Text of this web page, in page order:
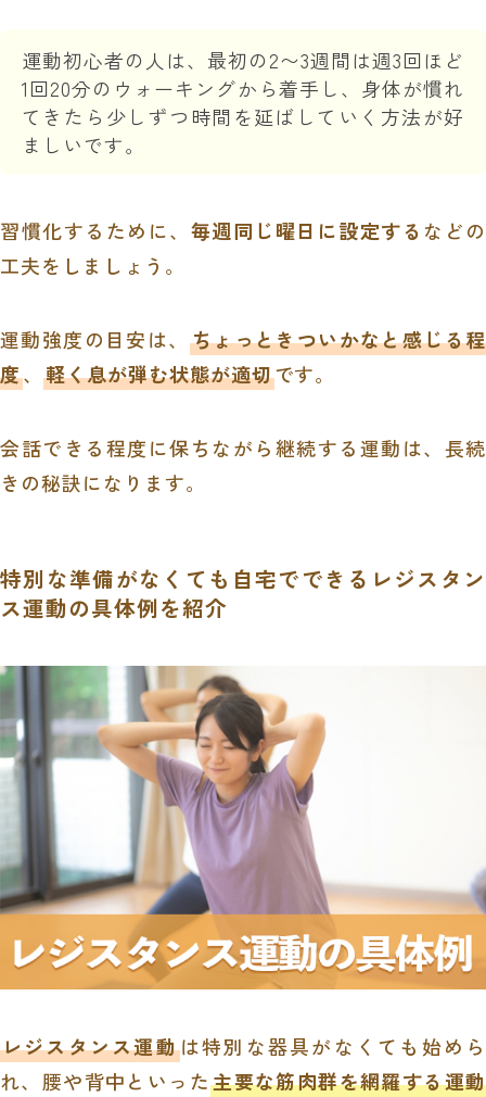
運動初心者の人は、最初の2〜3週間は週3回ほど
1回20分のウォーキングから着手し、身体が慣れ
てきたら少しずつ時間を延ばしていく方法が好
ましいです。
習慣化するために、 毎週同じ曜日に設定する などの
工夫をしましょう。
運動強度の目安は、 ちょっときついかなと感じる程
度、 軽く息が弾む状態が適切です。
会話できる程度に保ちながら継続する運動は、長続
きの秘訣になります。
特別な準備がなくても自宅でできるレジスタン
ス運動の具体例を紹介
レジスタンス運動は特別な器具がなくても始めら
れ、腰や背中といった主要な筋肉群を網羅する運動